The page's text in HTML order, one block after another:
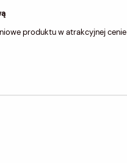
produktu w atrakcyjnej cenie